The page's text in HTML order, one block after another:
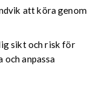
att köra genom
sikt och risk för
anpassa